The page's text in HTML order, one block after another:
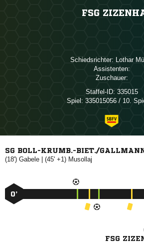
FSG
Schiedsrichter: 
Assistenten:
Zuschauer:
Staffel-ID: 335015
Spiel: 335015056 / 10.
SG BOLL-KRUMB.-BIET./
(18')  | (45' +1) 
0’
FSG